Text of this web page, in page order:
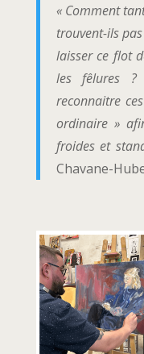
« Comment
trouvent-ils
laisser ce flot
les fêlures ?
reconnaitre
ordinaire »
froides et
Chavane-